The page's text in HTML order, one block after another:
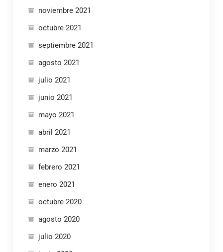
noviembre 2021
octubre 2021
septiembre 2021
agosto 2021
julio 2021
junio 2021
mayo 2021
abril 2021
marzo 2021
febrero 2021
enero 2021
octubre 2020
agosto 2020
julio 2020